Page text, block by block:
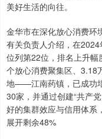
美好生活的向往。
金华市在深化放心消费环
有关负责人介绍，在
位列第22位，排名上升
个放心消费聚集区、3.18
地——江南药镇，已成功
30家，并通过创建“共产
好的集群效应与信用体系
展开剩余48%
深证成指